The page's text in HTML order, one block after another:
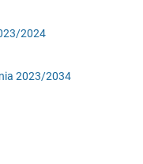
2024
2023/2034